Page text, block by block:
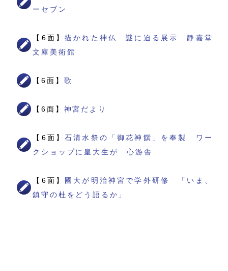
ーセブン
【6面】描かれた神仏 謎に迫る展示 静嘉堂
文庫美術館
【6面】 歌
【6面】 神宮だより
【6面】石清水祭の「御花神饌」を奉製 ワー
クショップに皇大生が 心游舎
【6面】
國大が明治神宮で学外研修 「いま、
鎮守の杜をどう語るか」